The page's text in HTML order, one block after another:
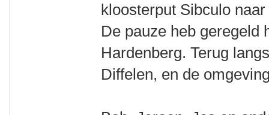
kloosterput Sibculo
De pauze heb geregeld
Hardenberg. Terug
Diffelen, en de